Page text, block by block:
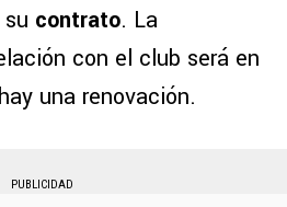
contrato. La
con el club será en
una renovación.
PUBLICIDAD